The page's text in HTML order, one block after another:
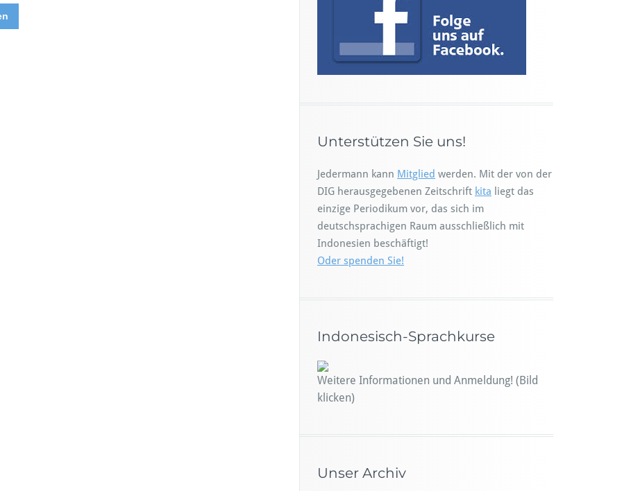
Unterstützen Sie uns!
Jedermann kann Mitglied werden. Mit der von der
DIG herausgegebenen Zeitschrift kita liegt das
einzige Periodikum vor, das sich im
deutschsprachigen Raum ausschließlich mit
Indonesien beschäftigt!
Oder spenden Sie!
Indonesisch-Sprachkurse
Weitere Informationen und Anmeldung! (Bild
klicken)
Unser Archiv